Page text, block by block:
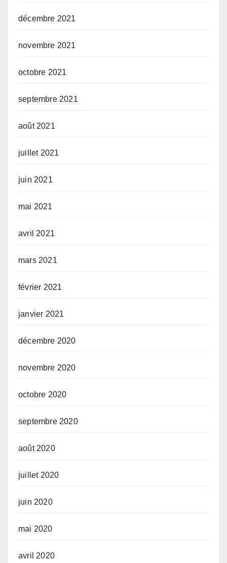
décembre 2021
novembre 2021
octobre 2021
septembre 2021
août 2021
juillet 2021
juin 2021
mai 2021
avril 2021
mars 2021
février 2021
janvier 2021
décembre 2020
novembre 2020
octobre 2020
septembre 2020
août 2020
juillet 2020
juin 2020
mai 2020
avril 2020